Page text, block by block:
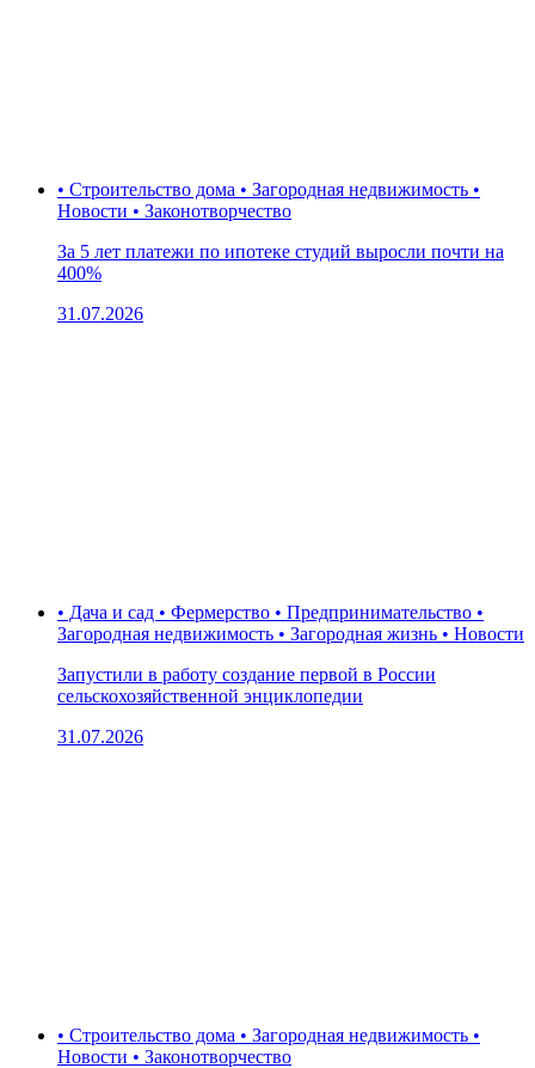
• Строительство дома • Загородная недвижимость •
Новости • Законотворчество
За 5 лет платежи по ипотеке студий выросли почти на
400%
31.07.2026
• Дача и сад • Фермерство • Предпринимательство •
Загородная недвижимость • Загородная жизнь • Новости
Запустили в работу создание первой в России
сельскохозяйственной энциклопедии
31.07.2026
• Строительство дома • Загородная недвижимость •
Новости • Законотворчество